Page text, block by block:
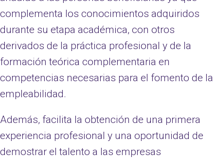
complementa los conocimientos adquiridos
durante su etapa académica, con otros
derivados de la práctica profesional y de la
formación teórica complementaria en
competencias necesarias para el fomento de la
empleabilidad.
Además, facilita la obtención de una primera
experiencia profesional y una oportunidad de
demostrar el talento a las empresas